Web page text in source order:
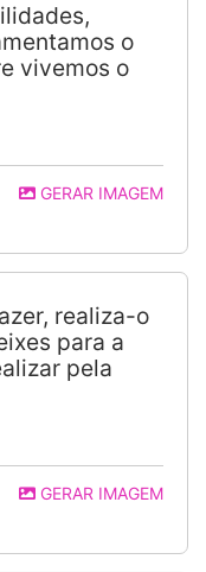
o
vivemos o
GERAR IMAGEM
realiza-o
para a
pela
GERAR IMAGEM